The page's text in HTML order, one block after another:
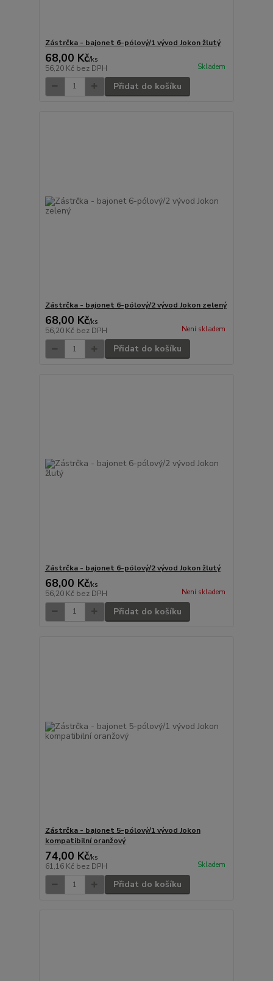
Zástrčka - bajonet 6-pólový/1 vývod Jokon žlutý
68,00 Kč/ks
56,20 Kč bez DPH Skladem
Přidat do košíku
Zástrčka - bajonet 6-pólový/2 vývod Jokon zelený
68,00 Kč/ks
56,20 Kč bez DPH Není skladem
Přidat do košíku
Zástrčka - bajonet 6-pólový/2 vývod Jokon žlutý
68,00 Kč/ks
56,20 Kč bez DPH Není skladem
Přidat do košíku
Zástrčka - bajonet 5-pólový/1 vývod Jokon
kompatibilní oranžový
74,00 Kč/ks
61,16 Kč bez DPH Skladem
Přidat do košíku